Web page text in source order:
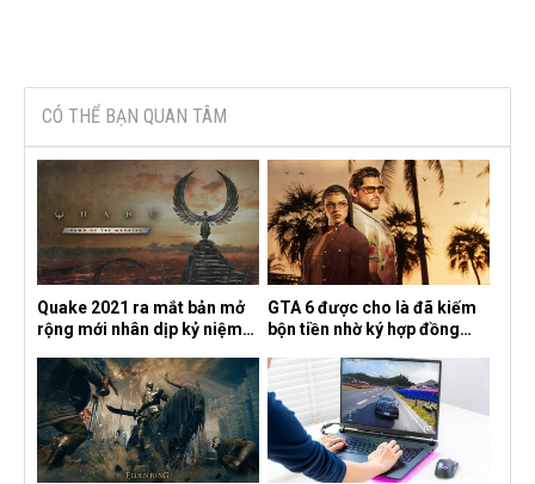
CÓ THỂ BẠN QUAN TÂM
Quake 2021 ra mắt bản mở
rộng mới nhân dịp kỷ niệm
the Machine
GTA 6 được cho là đã kiếm
bộn tiền nhờ ký hợp đồng